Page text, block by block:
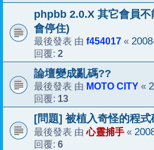
phpbb 2.0.X 其它會員
會停住)
最後發表 由 f454017 «
回覆: 2
論壇變成亂碼??
最後發表 由 MOTO CITY «
回覆: 13
[問題] 被植入奇怪的程式
最後發表 由心靈捕手 «
回覆: 6